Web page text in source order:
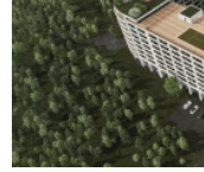
22:41:05
Idram
10:12:55